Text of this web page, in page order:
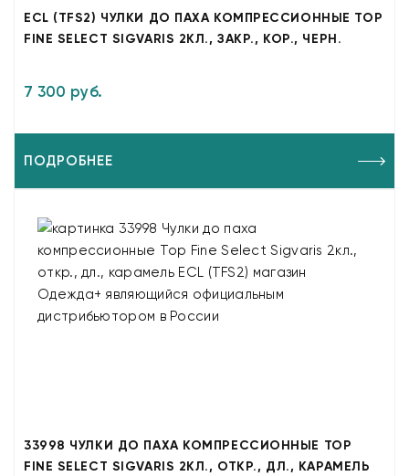
ECL (TFS2) ЧУЛКИ ДО ПАХА КОМПРЕССИОННЫЕ TOP
FINE SELECT SIGVARIS 2КЛ., ЗАКР., КОР., ЧЕРН.
7 300 руб.
ПОДРОБНЕЕ
33998 ЧУЛКИ ДО ПАХА КОМПРЕССИОННЫЕ TOP
FINE SELECT SIGVARIS 2КЛ., ОТКР., ДЛ., КАРАМЕЛЬ